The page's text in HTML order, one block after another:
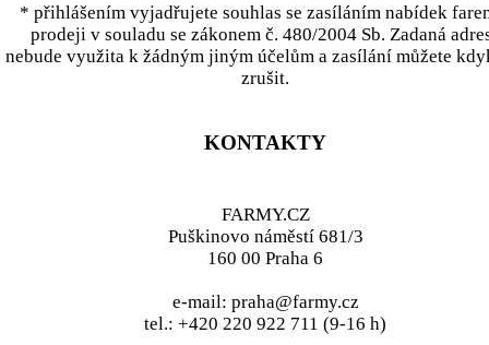
* přihlášením vyjadřujete souhlas se zasíláním nabídek
prodeji v souladu se zákonem č. 480/2004 Sb. Zadaná
nebude využita k žádným jiným účelům a zasílání můžete
zrušit.
KONTAKTY
FARMY.CZ
Puškinovo náměstí 681/3
160 00 Praha 6
e-mail: praha@farmy.cz
tel.: +420 220 922 711 (9-16 h)